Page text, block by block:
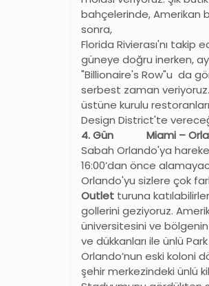
bahçelerinde, Amerikan
sonra,
Florida Rivierası'nı takip
güneye doğru inerken,
"Billionaire's Row"u da
serbest zaman
üstüne kurulu
Design District'te
4. Gün Miami –
Sabah Orlando'ya
16:00’dan önce
Orlando'yu sizlere çok
Outlet turuna
gollerini geziyoruz.
üniversitesini ve
ve dükkanları ile ünlü
Orlando’nun eski koloni
şehir merkezindeki ünlü